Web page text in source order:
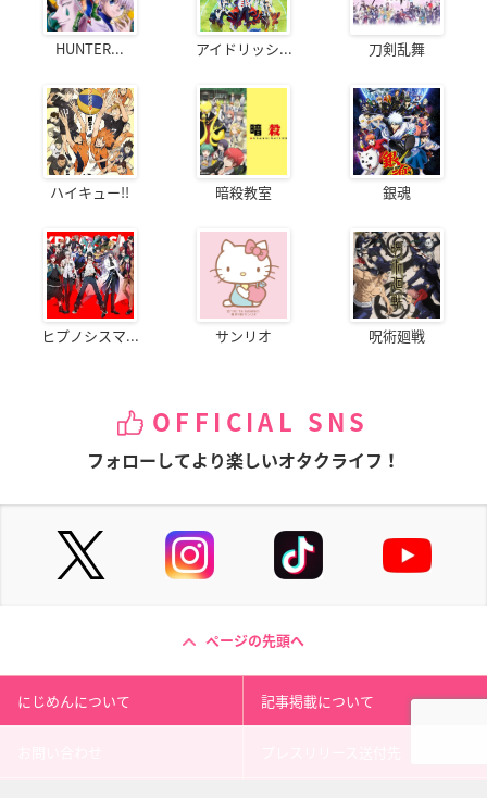
HUNTER... アイドリッシ... 刀剣乱舞
ハイキュー!! 暗殺教室 銀魂
ヒプノシスマ... サンリオ 呪術廻戦
OFFICIAL SNS
フォローしてより楽しいオタクライフ！
ページの先頭へ
にじめんについて 記事掲載について